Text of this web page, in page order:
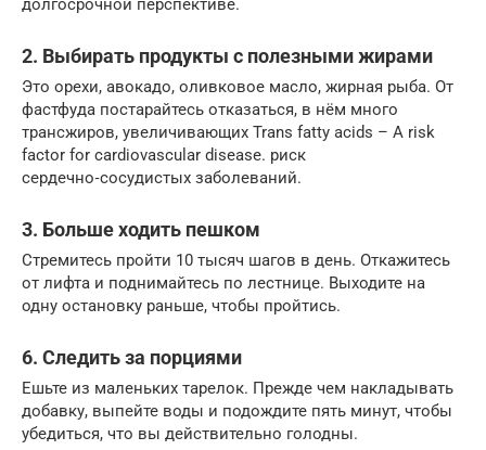
долгосрочной перспективе.
2. Выбирать продукты с полезными жирами
Это орехи, авокадо, оливковое масло, жирная рыба. От
фастфуда постарайтесь отказаться, в нём много
трансжиров, увеличивающих Trans fatty acids – A risk
factor for cardiovascular disease. риск
сердечно‑сосудистых заболеваний.
3. Больше ходить пешком
Стремитесь пройти 10 тысяч шагов в день. Откажитесь
от лифта и поднимайтесь по лестнице. Выходите на
одну остановку раньше, чтобы пройтись.
6. Следить за порциями
Ешьте из маленьких тарелок. Прежде чем накладывать
добавку, выпейте воды и подождите пять минут, чтобы
убедиться, что вы действительно голодны.